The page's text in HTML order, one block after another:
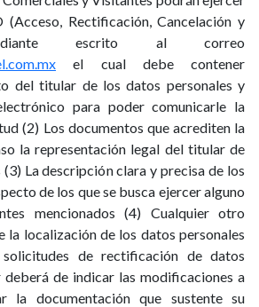
(Acceso, Rectificación, Cancelación y
escrito al correo
el cual debe contener
del titular de los datos personales y
para poder comunicarle la
(2) Los documentos que acrediten la
la representación legal del titular de
La descripción clara y precisa de los
de los que se busca ejercer alguno
mencionados (4) Cualquier otro
la localización de los datos personales
de rectificación de datos
de indicar las modificaciones a
la documentación que sustente su